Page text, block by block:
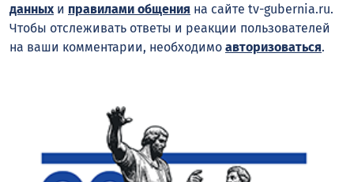
данных и правилами общения на сайте tv-gubernia.ru.
Чтобы отслеживать ответы и реакции пользователей
на ваши комментарии, необходимо авторизоваться.